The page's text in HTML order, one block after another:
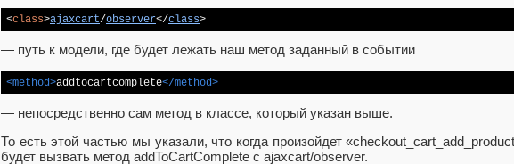
<class>ajaxcart/observer</class>
— путь к модели, где будет лежать наш метод заданный в событии
<method>addtocartcomplete</method>
— непосредственно сам метод в классе, который указан выше.
То есть этой частью мы указали, что когда произойдет
будет вызвать метод addToCartComplete с ajaxcart/observer.